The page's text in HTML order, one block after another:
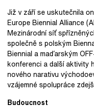
Již v září se uskutečnila
Europe Biennial Alliance
Mezinárodní síť
společně s polským
Biennial a maďarským
konferenci a další aktivity
nového narativu
vzájemné spolupráce
Budoucnost